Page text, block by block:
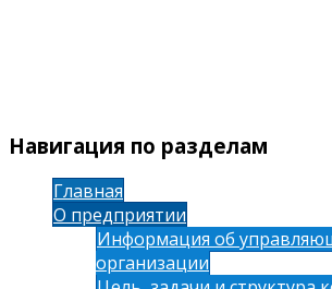
Навигация по разделам
Главная
О предприятии
Информация об
организации